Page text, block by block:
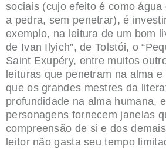
sociais (cujo efeito é como
a pedra, sem penetrar), é
exemplo, na leitura de um bom
de Ivan Ilyich”, de Tolstói, o
Saint Exupéry, entre muitos
leituras que penetram na alma
que os grandes mestres da
profundidade na alma humana,
personagens fornecem janelas
compreensão de si e dos
leitor não gasta seu tempo